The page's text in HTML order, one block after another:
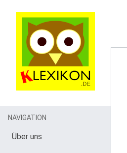
NAVIGATION
Über uns